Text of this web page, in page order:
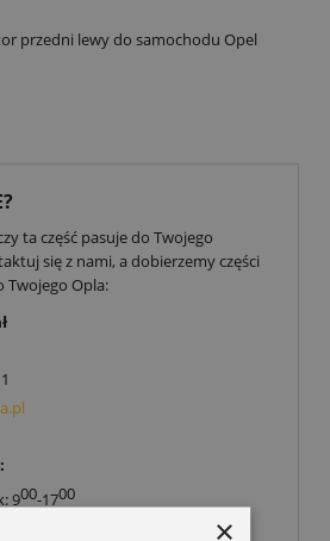
przedni lewy do samochodu Opel
ta część pasuje do Twojego
się z nami, a dobierzemy części
Twojego Opla:
900-1700
×